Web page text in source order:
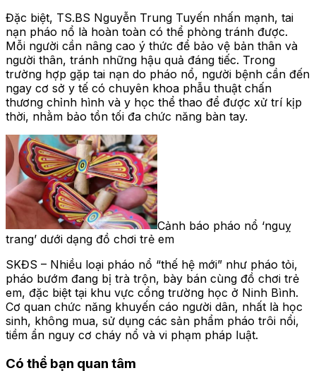
Đặc biệt, TS.BS Nguyễn Trung Tuyến nhấn mạnh, tai
nạn pháo nổ là hoàn toàn có thể phòng tránh được.
Mỗi người cần nâng cao ý thức để bảo vệ bản thân và
người thân, tránh những hậu quả đáng tiếc. Trong
trường hợp gặp tai nạn do pháo nổ, người bệnh cần đến
ngay cơ sở y tế có chuyên khoa phẫu thuật chấn
thương chỉnh hình và y học thể thao để được xử trí kịp
thời, nhằm bảo tồn tối đa chức năng bàn tay.
Cảnh báo pháo nổ ‘nguỵ
trang’ dưới dạng đồ chơi trẻ em
SKĐS – Nhiều loại pháo nổ “thế hệ mới” như pháo tỏi,
pháo bướm đang bị trà trộn, bày bán cùng đồ chơi trẻ
em, đặc biệt tại khu vực cổng trường học ở Ninh Bình.
Cơ quan chức năng khuyến cáo người dân, nhất là học
sinh, không mua, sử dụng các sản phẩm pháo trôi nổi,
tiềm ẩn nguy cơ cháy nổ và vi phạm pháp luật.
Có thể bạn quan tâm